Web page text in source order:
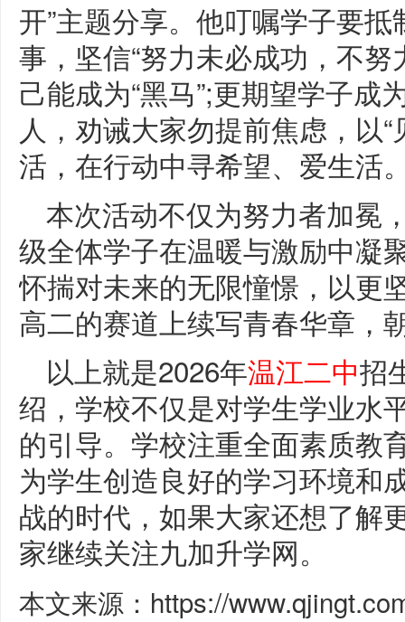
开”主题分享。他叮嘱学子要
事，坚信“努力未必成功，不
己能成为“黑马”;更期望学子成
人，劝诫大家勿提前焦虑，以
活，在行动中寻希望、爱生活
本次活动不仅为努力者加冕
级全体学子在温暖与激励中凝
怀揣对未来的无限憧憬，以更
高二的赛道上续写青春华章，
以上就是2026年温江二中招
绍，学校不仅是对学生学业水
的引导。学校注重全面素质教
为学生创造良好的学习环境和
战的时代，如果大家还想了解
家继续关注九加升学网。
本文来源：https://